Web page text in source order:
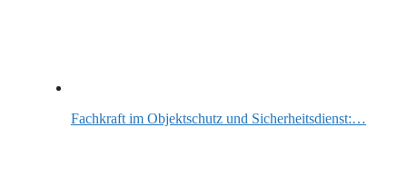
Fachkraft im Objektschutz und Sicherheitsdienst:…